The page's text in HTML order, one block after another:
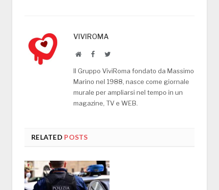
VIVIROMA
WebsiteFacebookTwitter
Il Gruppo ViviRoma fondato da Massimo
Marino nel 1988, nasce come giornale
murale per ampliarsi nel tempo in un
magazine, TV e WEB.
RELATED POSTS